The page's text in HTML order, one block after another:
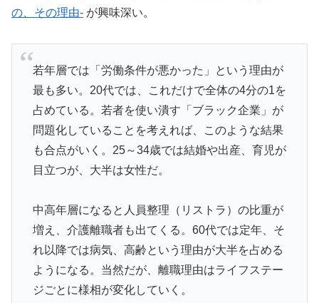
の、その理由- が興味深い。
若年層では「労働条件が悪かった」という理由が
最も多い。20代では、これだけで全体の4分の1を
占めている。若者を使い潰す「ブラック企業」が
問題化していることを考えれば、このような結果
も合点がいく。25～34歳では結婚や出産、育児が
目立つが、大半は女性だ。
中高年層になると人員整理（リストラ）の比重が
増え、介護離職者も出てくる。60代では定年、そ
れ以降では病気、高齢という理由が大半を占める
ようになる。当然だが、離職理由はライフステー
ジごとに様相が変化していく。